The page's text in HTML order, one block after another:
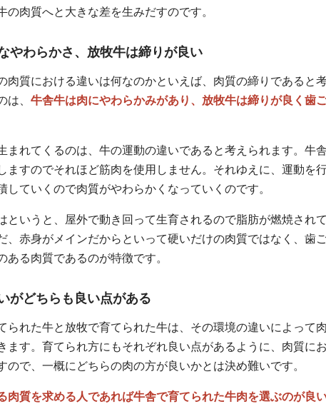
の肉質へと大きな差を生みだすのです。
やわらかさ、放牧牛は締りが良い
肉質における違いは何なのかといえば、肉質の締りであると考
は、 牛舎牛は肉にやわらかみがあり、放牧牛は締りが良く歯
まれてくるのは、牛の運動の違いであると考えられます。牛
ますのでそれほど筋肉を使用しません。それゆえに、運動を
していくので肉質がやわらかくなっていくのです。
というと、屋外で動き回って生育されるので脂肪が燃焼され
、赤身がメインだからといって硬いだけの肉質ではなく、歯
ある肉質であるのが特徴です。
がどちらも良い点がある
られた牛と放牧で育てられた牛は、その環境の違いによって
ます。育てられ方にもそれぞれ良い点があるように、肉質に
ので、一概にどちらの肉の方が良いかとは決め難いです。
肉質を求める人であれば牛舎で育てられた牛肉を選ぶのが良い